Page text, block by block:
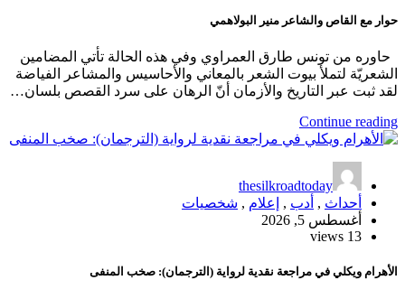
حوار مع القاص والشاعر منير البولاهمي
حاوره من تونس طارق العمراوي وفي هذه الحالة تأتي المضامين
الشعريّة لتملأ بيوت الشعر بالمعاني والأحاسيس والمشاعر الفياضة
لقد ثبت عبر التاريخ والأزمان أنّ الرهان على سرد القصص بلسان…
Continue reading
thesilkroadtoday
أحداث , أدب , إعلام , شخصيات
أغسطس 5, 2026
13 views
الأهرام ويكلي في مراجعة نقدية لرواية (الترجمان): صخب المنفى